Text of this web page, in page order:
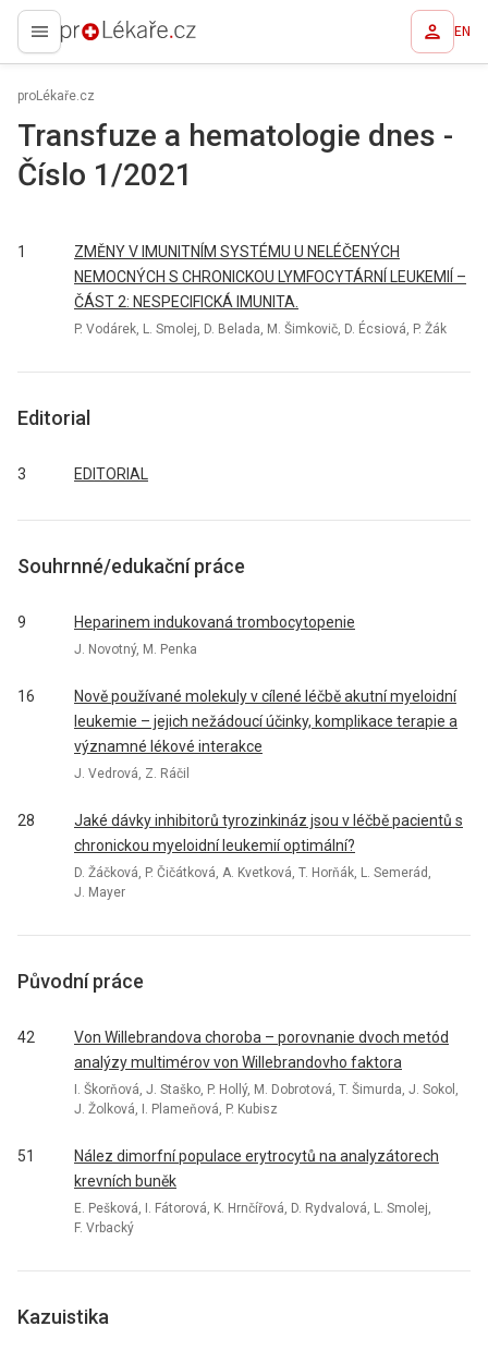
proLékaře.cz EN
proLékaře.cz
Transfuze a hematologie dnes -
Číslo 1/2021
1
ZMĚNY V IMUNITNÍM SYSTÉMU U NELÉČENÝCH
NEMOCNÝCH S CHRONICKOU LYMFOCYTÁRNÍ LEUKEMIÍ –
ČÁST 2: NESPECIFICKÁ IMUNITA.
P. Vodárek, L. Smolej, D. Belada, M. Šimkovič, D. Écsiová, P. Žák
Editorial
3 EDITORIAL
Souhrnné/edukační práce
9 Heparinem indukovaná trombocytopenie
J. Novotný, M. Penka
16
Nově používané molekuly v cílené léčbě akutní myeloidní
leukemie – jejich nežádoucí účinky, komplikace terapie a
významné lékové interakce
J. Vedrová, Z. Ráčil
28
Jaké dávky inhibitorů tyrozinkináz jsou v léčbě pacientů s
chronickou myeloidní leukemií optimální?
D. Žáčková, P. Čičátková, A. Kvetková, T. Horňák, L. Semerád,
J. Mayer
Původní práce
42
Von Willebrandova choroba – porovnanie dvoch metód
analýzy multimérov von Willebrandovho faktora
I. Škorňová, J. Staško, P. Hollý, M. Dobrotová, T. Šimurda, J. Sokol,
J. Žolková, I. Plameňová, P. Kubisz
51
Nález dimorfní populace erytrocytů na analyzátorech
krevních buněk
E. Pešková, I. Fátorová, K. Hrnčířová, D. Rydvalová, L. Smolej,
F. Vrbacký
Kazuistika